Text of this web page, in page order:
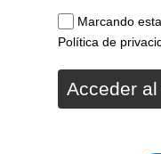
Marcando
Política de
Acceder